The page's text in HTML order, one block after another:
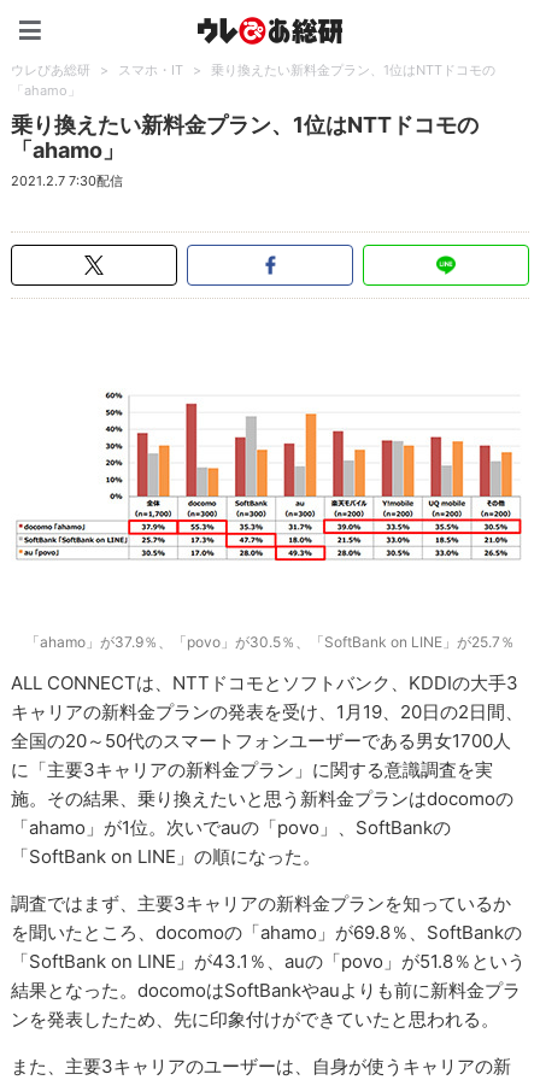
ウレぴあ総研 > スマホ・IT >
乗り換えたい新料金プラン、1位はNTTドコモの
「ahamo」
乗り換えたい新料金プラン、1位はNTTドコモの
「ahamo」
2021.2.7 7:30配信
「ahamo」が37.9％、「povo」が30.5％、「SoftBank on LINE」が25.7％
ALL CONNECTは、NTTドコモとソフトバンク、KDDIの大手3
キャリアの新料金プランの発表を受け、1月19、20日の2日間、
全国の20～50代のスマートフォンユーザーである男女1700人
に「主要3キャリアの新料金プラン」に関する意識調査を実
施。その結果、乗り換えたいと思う新料金プランはdocomoの
「ahamo」が1位。次いでauの「povo」、SoftBankの
「SoftBank on LINE」の順になった。
調査ではまず、主要3キャリアの新料金プランを知っているか
を聞いたところ、docomoの「ahamo」が69.8％、SoftBankの
「SoftBank on LINE」が43.1％、auの「povo」が51.8％という
結果となった。docomoはSoftBankやauよりも前に新料金プラ
ンを発表したため、先に印象付けができていたと思われる。
また、主要3キャリアのユーザーは、自身が使うキャリアの新